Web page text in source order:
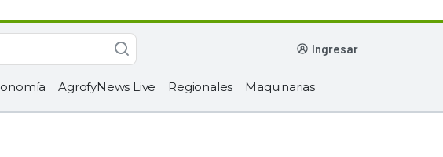
ingresar
AgrofyNews Live Regionales Maquinarias